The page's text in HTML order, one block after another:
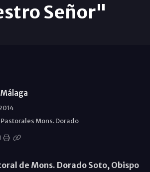
Señor"
Mons. Dorado
de Mons. Dorado Soto, Obispo